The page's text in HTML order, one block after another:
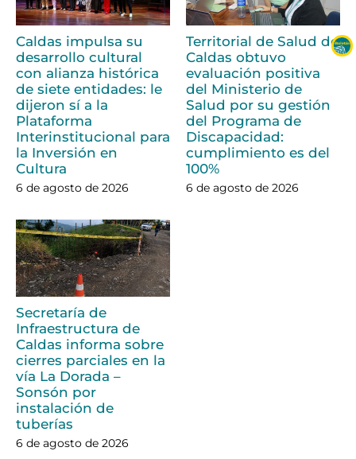
Caldas impulsa su
desarrollo cultural
con alianza histórica
de siete entidades: le
dijeron sí a la
Plataforma
Interinstitucional para
la Inversión en
Cultura
6 de agosto de 2026
Territorial de Salud de
Caldas obtuvo
evaluación positiva
del Ministerio de
Salud por su gestión
del Programa de
Discapacidad:
cumplimiento es del
100%
6 de agosto de 2026
Secretaría de
Infraestructura de
Caldas informa sobre
cierres parciales en la
vía La Dorada –
Sonsón por
instalación de
tuberías
6 de agosto de 2026